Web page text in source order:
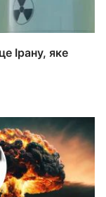
Ірану, яке